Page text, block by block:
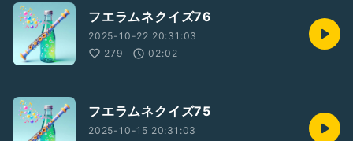
フエラムネクイズ76
2025-10-22 20:31:03
279
02:02
フエラムネクイズ75
2025-10-15 20:31:03